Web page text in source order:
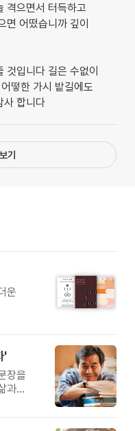
격으면서 터득하고
면 어떴습니까 깊이
것입니다 길은 수없이
떻한 가시 밭길에도
사 합니다
기
운
'
장을
과